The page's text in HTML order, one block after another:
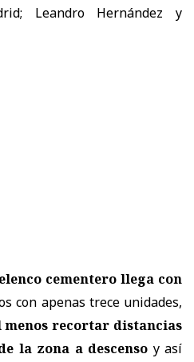
Leandro Hernández y
cementero llega con
con apenas trece unidades,
recortar distancias
la zona a descenso y así